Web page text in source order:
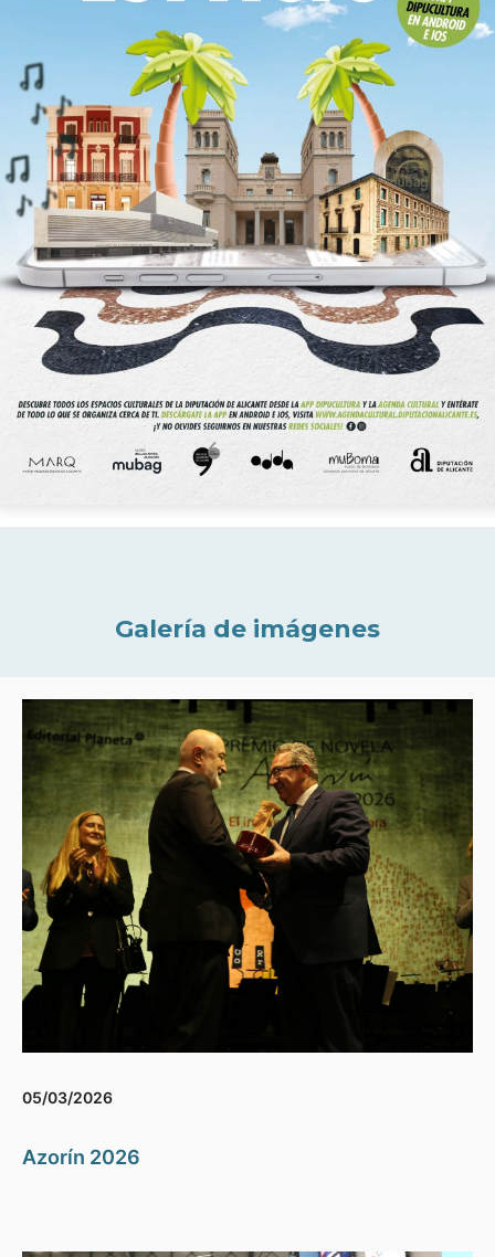
Galería de imágenes
05/03/2026
Azorín 2026